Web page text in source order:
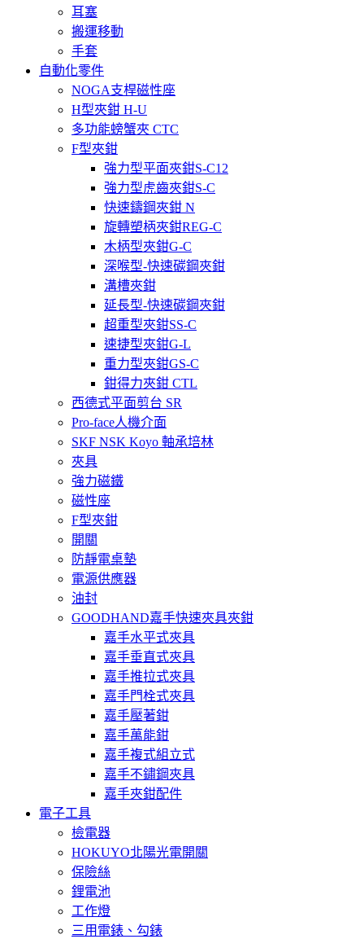
耳塞
搬運移動
手套
自動化零件
NOGA支桿磁性座
H型夾鉗 H-U
多功能螃蟹夾 CTC
F型夾鉗
強力型平面夾鉗S-C12
強力型虎齒夾鉗S-C
快速鑄鋼夾鉗 N
旋轉塑柄夾鉗REG-C
木柄型夾鉗G-C
深喉型-快速碳鋼夾鉗
溝槽夾鉗
延長型-快速碳鋼夾鉗
超重型夾鉗SS-C
速捷型夾鉗G-L
重力型夾鉗GS-C
鉗得力夾鉗 CTL
西德式平面剪台 SR
Pro-face人機介面
SKF NSK Koyo 軸承培林
夾具
強力磁鐵
磁性座
F型夾鉗
開關
防靜電桌墊
電源供應器
油封
GOODHAND嘉手快速夾具夾鉗
嘉手水平式夾具
嘉手垂直式夾具
嘉手推拉式夾具
嘉手門栓式夾具
嘉手壓著鉗
嘉手萬能鉗
嘉手複式組立式
嘉手不鏽鋼夾具
嘉手夾鉗配件
電子工具
檢電器
HOKUYO北陽光電開關
保險絲
鋰電池
工作燈
三用電錶、勾錶